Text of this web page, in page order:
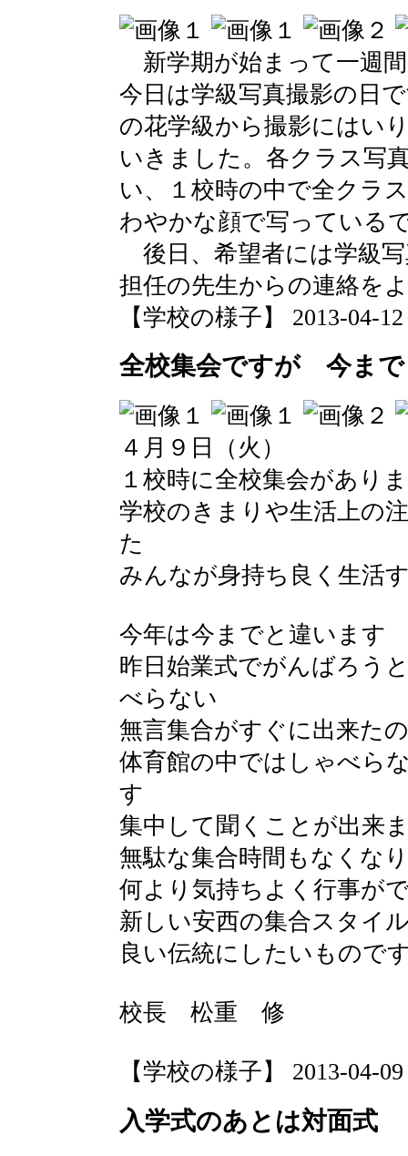
新学期が始まって一週
今日は学級写真撮影の日
の花学級から撮影にはい
いきました。各クラス写
い、１校時の中で全クラ
わやかな顔で写っている
後日、希望者には学級
担任の先生からの連絡を
【学校の様子】 2013-04-
全校集会ですが 今まで
４月９日（火）
１校時に全校集会があり
学校のきまりや生活上の
た
みんなが身持ち良く生活
今年は今までと違います
昨日始業式でがんばろう
べらない
無言集合がすぐに出来た
体育館の中ではしゃべら
す
集中して聞くことが出来
無駄な集合時間もなくな
何より気持ちよく行事が
新しい安西の集合スタイ
良い伝統にしたいもので
校長 松重 修
【学校の様子】 2013-04-
入学式のあとは対面式